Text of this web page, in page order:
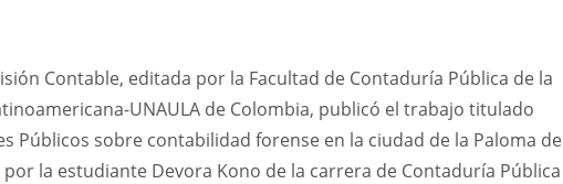
Contable, editada por la Facultad de Contaduría Pública de la
UNAULA de Colombia, publicó el trabajo titulado
Públicos sobre contabilidad forense en la ciudad de la Paloma de
la estudiante Devora Kono de la carrera de Contaduría Pública